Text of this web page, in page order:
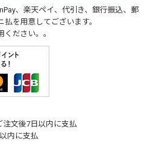
、楽天ペイ、代引き、銀行振込、郵
を用意してございます。
ください。。
文後7日以内に支払
内に支払